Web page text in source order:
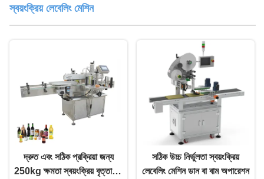
স্বয়ংক্রিয় লেবেলিং মেশিন
দ্রুত এবং সঠিক প্রক্রিয়া জন্য
250kg ক্ষমতা স্বয়ংক্রিয় বৃত্তাকার
সঠিক উচ্চ নির্ভুলতা স্বয়ংক্রিয়
লেবেলিং মেশিন ডান বা বাম অপারেশন